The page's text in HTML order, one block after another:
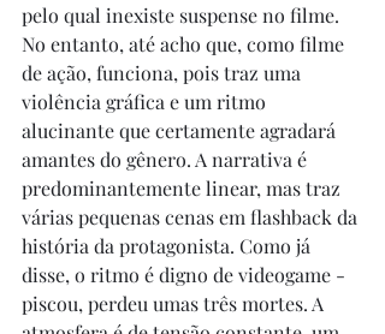
pelo qual inexiste suspense no filme.
No entanto, até acho que, como filme
de ação, funciona, pois traz uma
violência gráfica e um ritmo
alucinante que certamente agradará
amantes do gênero. A narrativa é
predominantemente linear, mas traz
várias pequenas cenas em flashback da
história da protagonista. Como já
disse, o ritmo é digno de videogame -
piscou, perdeu umas três mortes. A